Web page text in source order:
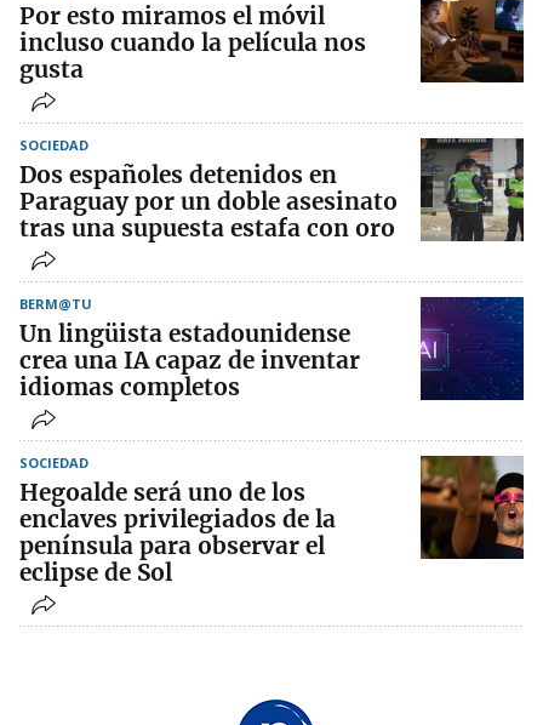
Por esto miramos el móvil
incluso cuando la película nos
gusta
SOCIEDAD
Dos españoles detenidos en
Paraguay por un doble asesinato
tras una supuesta estafa con oro
BERM@TU
Un lingüista estadounidense
crea una IA capaz de inventar
idiomas completos
SOCIEDAD
Hegoalde será uno de los
enclaves privilegiados de la
península para observar el
eclipse de Sol